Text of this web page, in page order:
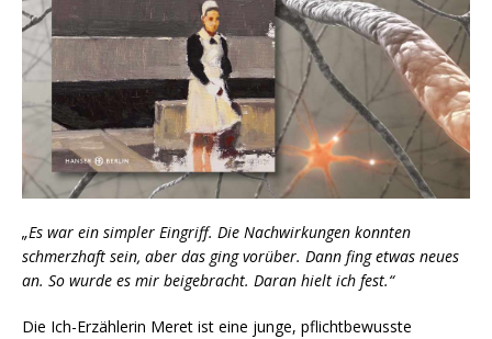
„Es war ein simpler Eingriff. Die Nachwirkungen konnten
schmerzhaft sein, aber das ging vorüber. Dann fing etwas neues
an. So wurde es mir beigebracht. Daran hielt ich fest.“
Die Ich-Erzählerin Meret ist eine junge, pflichtbewusste